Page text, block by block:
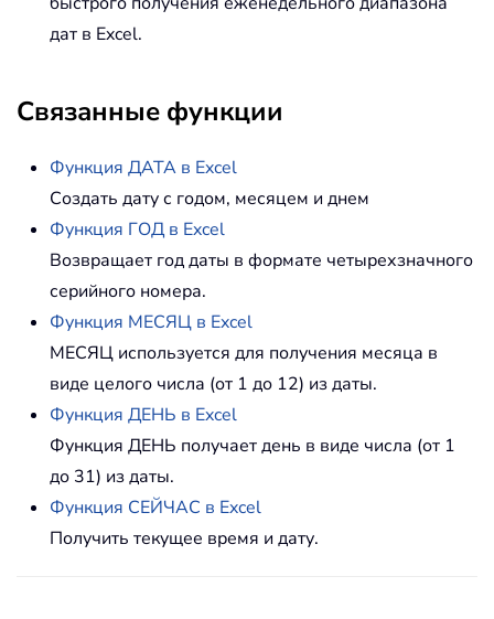
дат в Excel.
Связанные функции
Функция ДАТА в Excel
Создать дату с годом, месяцем и днем
Функция ГОД в Excel
Возвращает год даты в формате четырехзначного
серийного номера.
Функция МЕСЯЦ в Excel
МЕСЯЦ используется для получения месяца в
виде целого числа (от 1 до 12) из даты.
Функция ДЕНЬ в Excel
Функция ДЕНЬ получает день в виде числа (от 1
до 31) из даты.
Функция СЕЙЧАС в Excel
Получить текущее время и дату.